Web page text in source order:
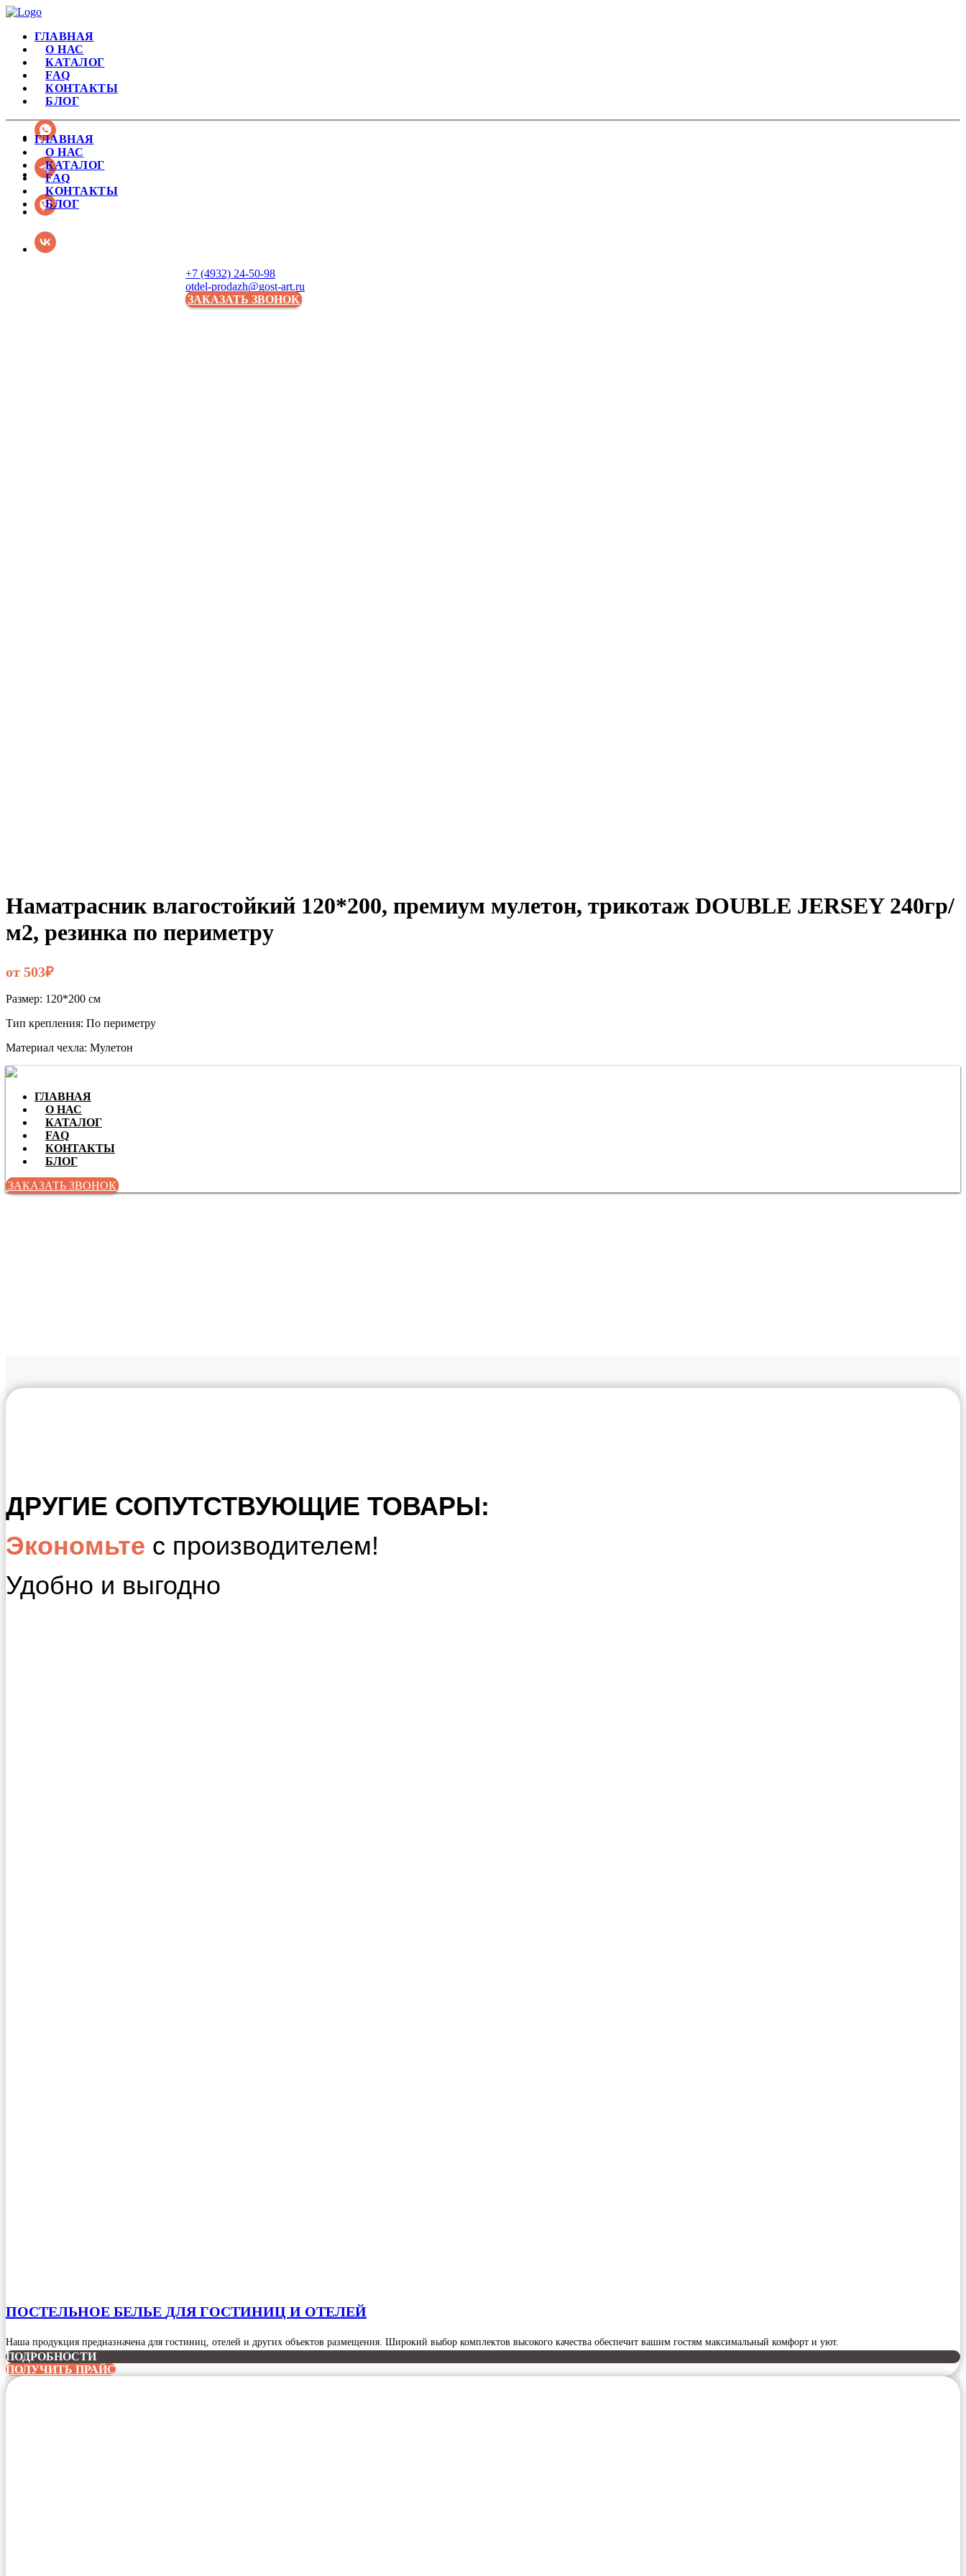
ГЛАВНАЯ
О НАС
КАТАЛОГ
FAQ
КОНТАКТЫ
БЛОГ
+7 (4932) 24-50-98
otdel-prodazh@gost-art.ru
ЗАКАЗАТЬ ЗВОНОК
ГЛАВНАЯ
О НАС
КАТАЛОГ
FAQ
КОНТАКТЫ
БЛОГ
Наматрасник влагостойкий 120*200, премиум мулетон, трикотаж DOUBLE JERSEY 240гр/
м2, резинка по периметру
от 503₽
Размер: 120*200 см
Тип крепления: По периметру
Материал чехла: Мулетон
ГЛАВНАЯ
О НАС
КАТАЛОГ
FAQ
КОНТАКТЫ
БЛОГ
ЗАКАЗАТЬ ЗВОНОК
ДРУГИЕ СОПУТСТВУЮЩИЕ ТОВАРЫ:
Экономьте с производителем!
Удобно и выгодно
ПОСТЕЛЬНОЕ БЕЛЬЕ ДЛЯ ГОСТИНИЦ И ОТЕЛЕЙ
Наша продукция предназначена для гостиниц, отелей и других объектов размещения. Широкий выбор комплектов высокого качества обеспечит вашим гостям максимальный комфорт и уют.
ПОДРОБНОСТИ
ПОЛУЧИТЬ ПРАЙС